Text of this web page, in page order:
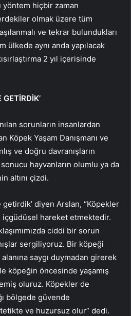
hiçbir zaman
olmak üzere tüm
ve tekrar bulundukları
ülkede aynı anda yapılacak
2 yıl içerisinde
sorunların insanlardan
Köpek Yaşam Danışmanı ve
ve doğru davranışların
hayvanların olumlu ya da
altını çizdi.
getirdik’ diyen Arslan, “Köpekler
hareket etmektedir.
ciddi bir sorun
sergiliyoruz. Bir köpeği
saygı duymadan girerek
köpeğin öncesinde yaşamış
oluruz. Köpekler de
bölgede güvende
ve huzursuz olur” dedi.